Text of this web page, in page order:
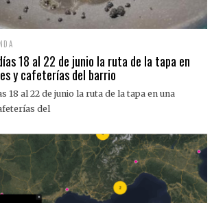
18 al 22 de junio la ruta de la tapa en
y cafeterías del barrio
18 al 22 de junio la ruta de la tapa en una
del